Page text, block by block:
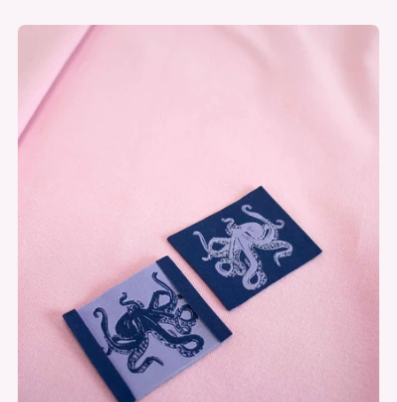
Bild-
Lightbox
öffnen